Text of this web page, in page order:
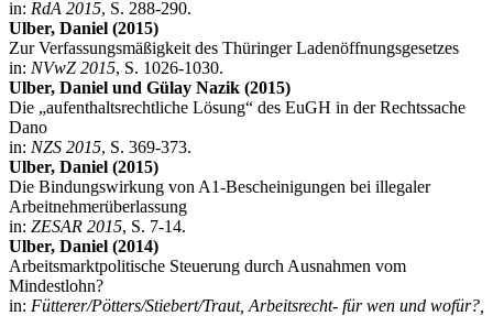
in: RdA 2015, S. 288-290.
Ulber, Daniel (2015)
Zur Verfassungsmäßigkeit des Thüringer Ladenöffnungsgesetzes
in: NVwZ 2015, S. 1026-1030.
Ulber, Daniel und Gülay Nazik (2015)
Die „aufenthaltsrechtliche Lösung“ des EuGH in der Rechtssache
Dano
in: NZS 2015, S. 369-373.
Ulber, Daniel (2015)
Die Bindungswirkung von A1-Bescheinigungen bei illegaler
Arbeitnehmerüberlassung
in: ZESAR 2015, S. 7-14.
Ulber, Daniel (2014)
Arbeitsmarktpolitische Steuerung durch Ausnahmen vom
Mindestlohn?
in: Fütterer/Pötters/Stiebert/Traut, Arbeitsrecht- für wen und wofür?,